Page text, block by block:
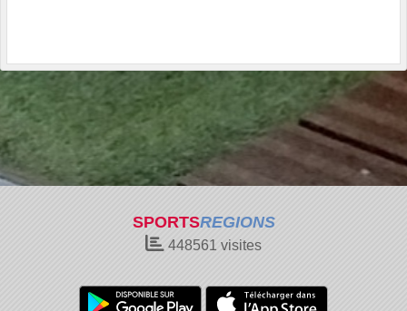
SPORTSREGIONS
448561 visites